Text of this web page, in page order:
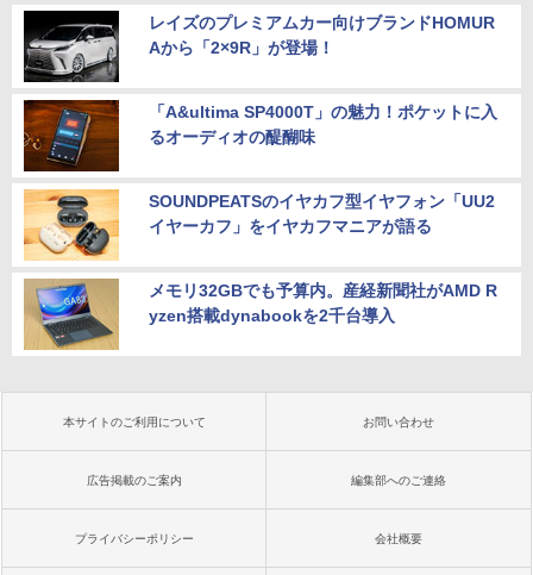
レイズのプレミアムカー向けブランドHOMUR
Aから「2×9R」が登場！
「A&ultima SP4000T」の魅力！ポケットに入
るオーディオの醍醐味
SOUNDPEATSのイヤカフ型イヤフォン「UU2
イヤーカフ」をイヤカフマニアが語る
メモリ32GBでも予算内。産経新聞社がAMD R
yzen搭載dynabookを2千台導入
本サイトのご利用について お問い合わせ
広告掲載のご案内 編集部へのご連絡
プライバシーポリシー 会社概要